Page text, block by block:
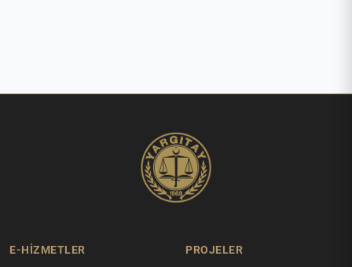
E-HİZMETLER PROJELER